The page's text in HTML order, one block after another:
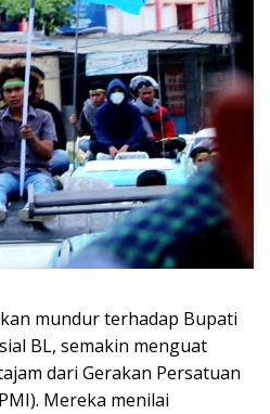
mundur terhadap Bupati
BL, semakin menguat
dari Gerakan Persatuan
Mereka menilai